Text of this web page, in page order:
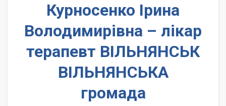
Курносенко Ірина
Володимирівна – лікар
терапевт ВІЛЬНЯНСЬК
ВІЛЬНЯНСЬКА
громада